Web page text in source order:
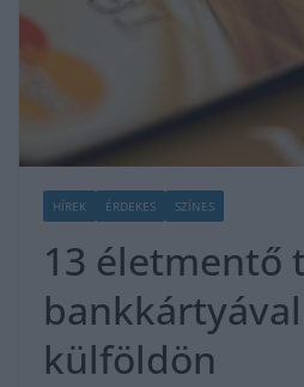
HÍREK ÉRDEKES SZÍNES
13 életmentő
külföldön